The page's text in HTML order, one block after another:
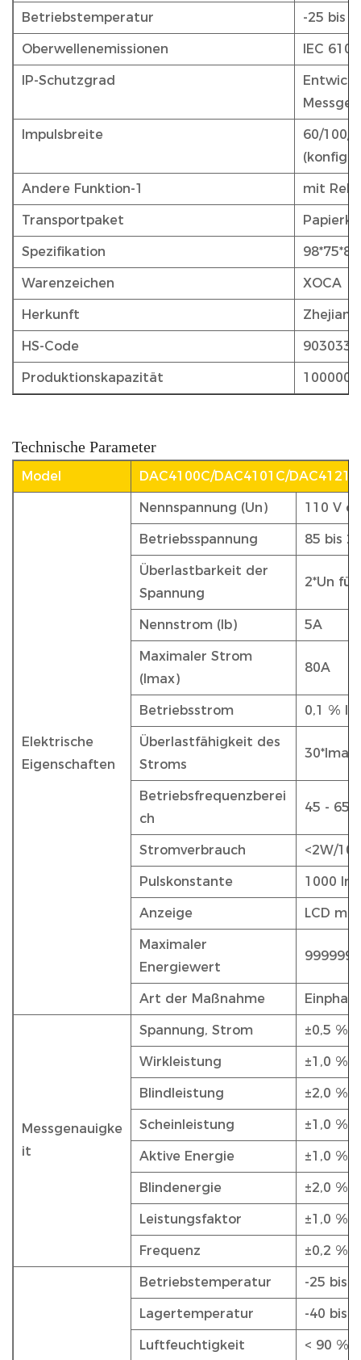
Betriebstemperatur -25 bis
Oberwellenemissionen IEC
IP-Schutzgrad
Impulsbreite
60/100/
Andere Funktion-1 mit
Transportpaket
Spezifikation
Warenzeichen XOCA
Herkunft
HS-Code
Produktionskapazität
Technische Parameter
Model DAC4100C/DAC4101C/
Elektrische
Eigenschaften
Nennspannung (Un) 110 V
Betriebsspannung 85 bis
Überlastbarkeit der
Spannung
2*Un
Nennstrom (Ib) 5A
Maximaler Strom
(Imax)
80A
Betriebsstrom 0,1 % Ib
Überlastfähigkeit des
Stroms
30*Imax
Betriebsfrequenzberei
ch
45 -
Stromverbrauch <2W/
Pulskonstante 1000
Anzeige LCD
Maximaler
Energiewert
Art der Maßnahme
Messgenauigke
it
Spannung, Strom ±0,5 %
Wirkleistung ±1,0 %
Blindleistung ±2,0 %
Scheinleistung ±1,0 %
Aktive Energie ±1,0 %
Blindenergie ±2,0 %
Leistungsfaktor ±1,0 %
Frequenz ±0,2 %
Betriebstemperatur -25 bis
Lagertemperatur -40 bis
Luftfeuchtigkeit < 90 %,